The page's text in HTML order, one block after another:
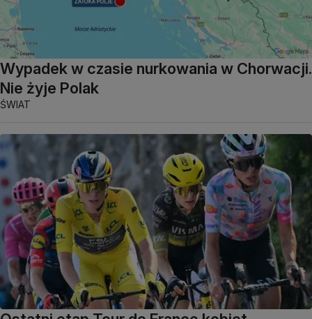
Wypadek w czasie nurkowania w Chorwacji.
Nie żyje Polak
ŚWIAT